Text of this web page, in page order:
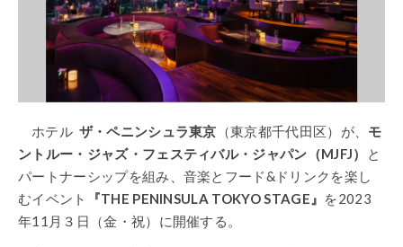
ホテル ザ・ペニンシュラ東京 （東京都千代田区）が、 モ
ントルー・ジャズ・フェスティバル・ジャパン（MJFJ）
と
パートナーシップを組み、音楽とフード&ドリンクを楽し
むイベント
『THE PENINSULA TOKYO STAGE』 を2023
年11月３日（金・祝）に開催する。